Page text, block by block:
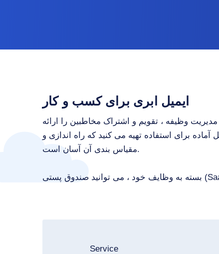
ایمیل ابری برای کسب و کار
وظیفه ، تقویم و اشتراک مخاطبین را ارائه
برای استفاده تهیه می کنید که راه اندازی و
مقیاس بندی آن آسان است.
Service